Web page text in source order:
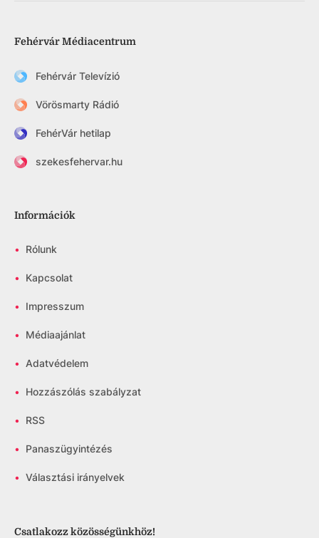
Fehérvár Médiacentrum
Fehérvár Televízió
Vörösmarty Rádió
FehérVár hetilap
szekesfehervar.hu
Információk
• Rólunk
• Kapcsolat
• Impresszum
• Médiaajánlat
• Adatvédelem
• Hozzászólás szabályzat
• RSS
• Panaszügyintézés
• Választási irányelvek
Csatlakozz közösségünkhöz!